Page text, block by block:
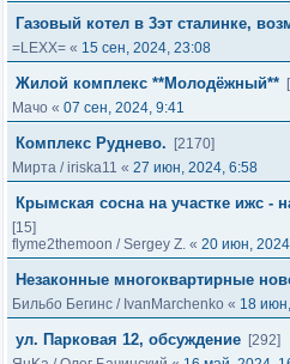
Газовый котел в 3эт сталинке,
=LEXX= « 15 сен, 2024, 23:08
Жилой комплекс **Молодёжный**
Мачо « 07 сен, 2024, 9:41
Комплекс Руднево.
[2170]
Мирта /iriska11 « 27 июн, 2024, 6:58
Крымская сосна на участке ижс -
[15]
flyme2themoon /Sergey Z. « 20 июн,
Незаконные многоквартирные
Бильбо Бегинс / IvanMarchenko « 18
ул. Парковая 12, обсуждение [292]